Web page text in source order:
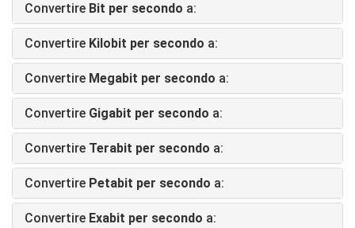
Convertire Bit per secondo a:
Convertire Kilobit per secondo a:
Convertire Megabit per secondo a:
Convertire Gigabit per secondo a:
Convertire Terabit per secondo a:
Convertire Petabit per secondo a:
Convertire Exabit per secondo a: